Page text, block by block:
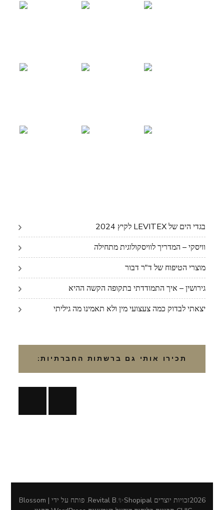
בגדי הים של LEVITEX לקיץ 2024
וויסקי – המדריך לוויסקולוגית מתחילה
מוצרי הטיפוח של ד"ר דבור
גירושין – איך התמודדתי בתקופה הקשה ההיא
יצאתי לבדוק כמה צעצועי מין ולא תאמינו מה גיליתי
תכירו אותי גם ברשתות החברתיות:
2026זכויות יוצרים Revital B.✨Shopipal
.
פותח על ידי | Blossom